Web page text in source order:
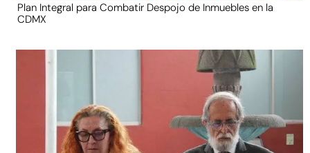
Plan Integral para Combatir Despojo de Inmuebles en la
CDMX